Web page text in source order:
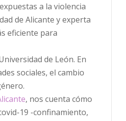
a la violencia
de Alicante y experta
eficiente para
de León. En
sociales, el cambio
, nos cuenta cómo
19 -confinamiento,